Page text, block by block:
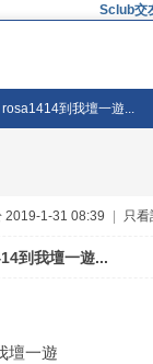
Sclub交
到我壇一遊...
2019-1-31 08:39 只看
到我壇一遊...
壇一遊